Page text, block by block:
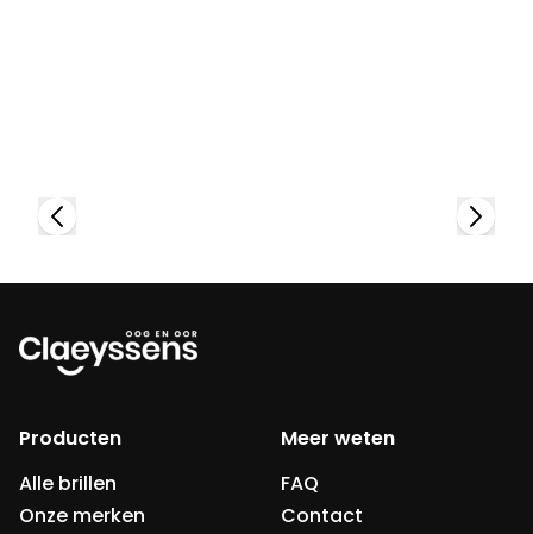
Producten
Alle brillen
Onze merken
Meer weten
FAQ
Contact